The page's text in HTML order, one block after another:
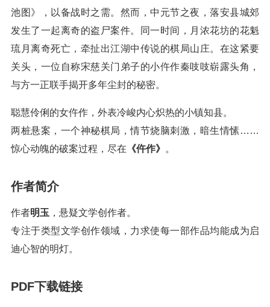
池图》，以备战时之需。然而，中元节之夜，落安县城郊
发生了一起离奇的盗尸案件。同一时间，月浓花坊的花魁
琉月离奇死亡，牵扯出江湖中传说的棋局山庄。在这紧要
关头，一位自称宋慈关门弟子的小仵作秦吱吱崭露头角，
与方一正联手揭开多年尘封的秘密。
聪慧伶俐的女仵作，外表冷峻内心炽热的小镇知县。
两桩悬案，一个神秘棋局，情节烧脑刺激，暗生情愫……
惊心动魄的破案过程，尽在 《仵作》 。
作者简介
作者明玉 ，悬疑文学创作者。
专注于类型文学创作领域，力求使每一部作品均能成为启
迪心智的明灯。
PDF下载链接